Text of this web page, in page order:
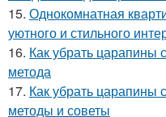
15. Однокомнатная
уютного и стильного
16. Как убрать царапины
метода
17. Как убрать царапины
методы и советы